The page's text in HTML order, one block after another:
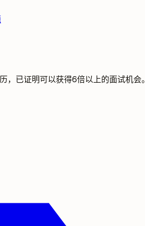
，已证明可以获得6倍以上的面试机会。